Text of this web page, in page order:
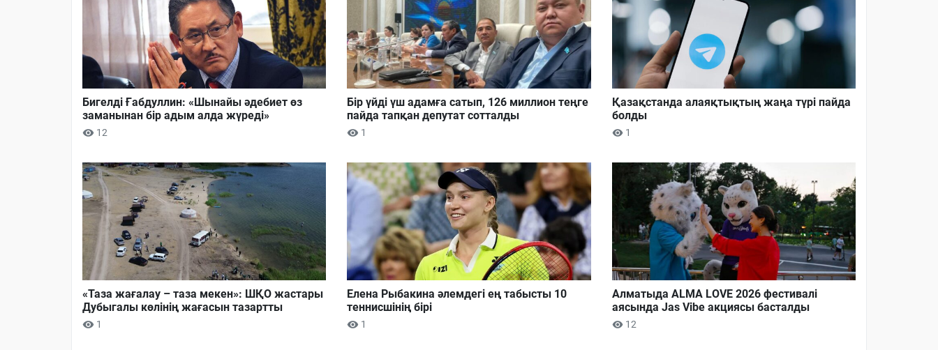
Бигелді Ғабдуллин: «Шынайы әдебиет өз
заманынан бір адым алда жүреді»
12
Бір үйді үш адамға сатып, 126 миллион теңге
пайда тапқан депутат сотталды
1
Қазақстанда алаяқтықтың жаңа түрі пайда
болды
1
«Таза жағалау – таза мекен»: ШҚО жастары
Дубыгалы көлінің жағасын тазартты
1
Елена Рыбакина әлемдегі ең табысты 10
теннисшінің бірі
1
Алматыда ALMA LOVE 2026 фестивалі
аясында Jas Vibe акциясы басталды
12